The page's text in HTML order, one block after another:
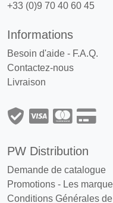
+33 (0)9 70 40 60 45
Informations
Besoin d'aide - F.A.Q.
Contactez-nous
Livraison
PW Distribution
Demande de catalogue
Promotions - Les
Conditions Générales